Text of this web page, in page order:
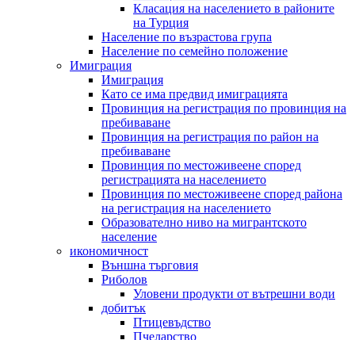
Класация на населението в районите
на Турция
Население по възрастова група
Население по семейно положение
Имиграция
Имиграция
Като се има предвид имиграцията
Провинция на регистрация по провинция на
пребиваване
Провинция на регистрация по район на
пребиваване
Провинция по местоживеене според
регистрацията на населението
Провинция по местоживеене според района
на регистрация на населението
Образователно ниво на мигрантското
население
икономичност
Външна търговия
Риболов
Уловени продукти от вътрешни води
добитък
Птицевъдство
Пчеларство